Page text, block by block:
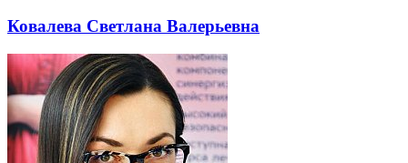
Ковалева Светлана Валерьевна